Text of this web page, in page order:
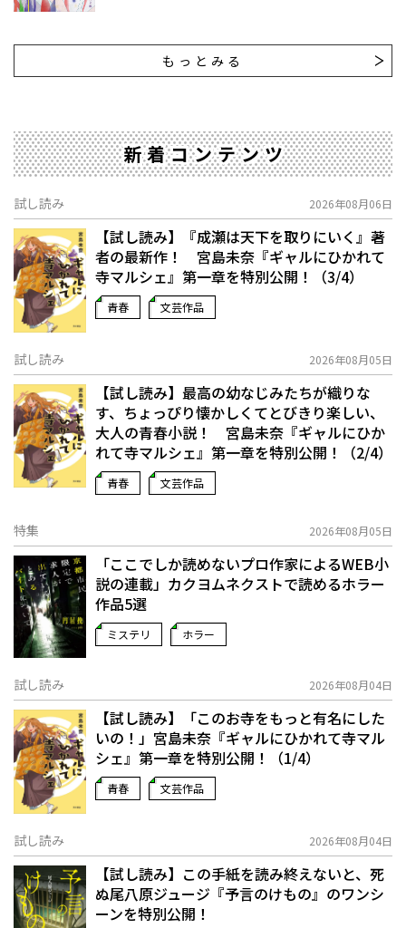
もっとみる
新着コンテンツ
試し読み 2026年08月06日
【試し読み】『成瀬は天下を取りにいく』著
者の最新作！ 宮島未奈『ギャルにひかれて
寺マルシェ』第一章を特別公開！（3/4）
青春 文芸作品
試し読み 2026年08月05日
【試し読み】最高の幼なじみたちが織りな
す、ちょっぴり懐かしくてとびきり楽しい、
大人の青春小説！ 宮島未奈『ギャルにひか
れて寺マルシェ』第一章を特別公開！（2/4）
青春 文芸作品
特集 2026年08月05日
「ここでしか読めないプロ作家によるWEB小
説の連載」――カクヨムネクストで読めるホラー
作品5選
ミステリ ホラー
試し読み 2026年08月04日
【試し読み】「このお寺をもっと有名にした
いの！」宮島未奈『ギャルにひかれて寺マル
シェ』第一章を特別公開！（1/4）
青春 文芸作品
試し読み 2026年08月04日
【試し読み】この手紙を読み終えないと、死
ぬ――尾八原ジュージ『予言のけもの』のワンシ
ーンを特別公開！